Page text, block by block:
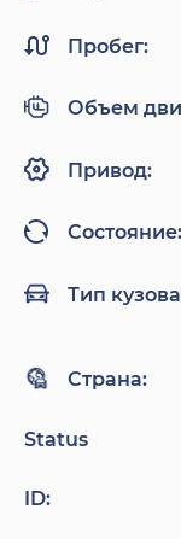
Пробег:
Объем
Привод:
Состояние:
Тип
Страна:
Status
ID: